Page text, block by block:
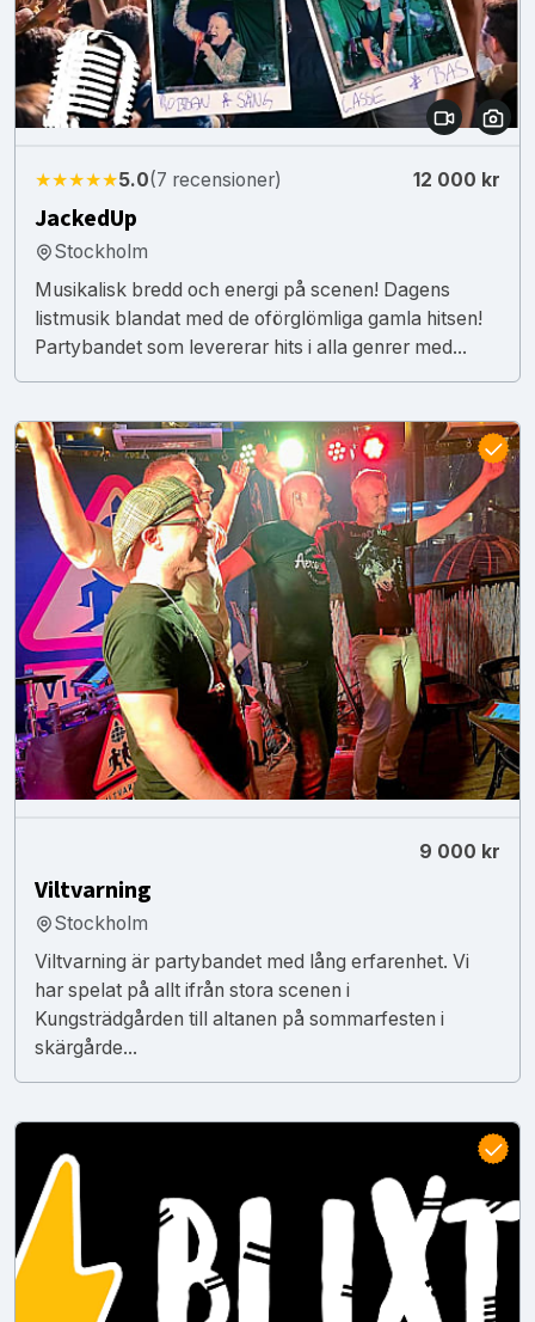
★★★★★5.0(7 recensioner) 12 000 kr
JackedUp
Stockholm
Musikalisk bredd och energi på scenen! Dagens
listmusik blandat med de oförglömliga gamla hitsen!
Partybandet som levererar hits i alla genrer med...
9 000 kr
Viltvarning
Stockholm
Viltvarning är partybandet med lång erfarenhet. Vi
har spelat på allt ifrån stora scenen i
Kungsträdgården till altanen på sommarfesten i
skärgårde...